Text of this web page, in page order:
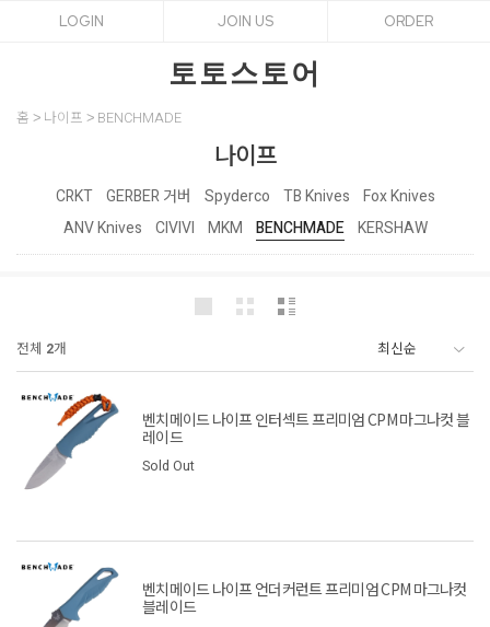
LOGIN JOIN US ORDER
토토스토어
홈 나이프 BENCHMADE
나이프
CRKT GERBER 거버 Spyderco TB Knives
Fox Knives
ANV Knives
CIVIVI MKM BENCHMADE KERSHAW
전체 2개
벤치메이드 나이프 인터섹트 프리미엄 CPM 마그나컷 블
레이드
Sold Out
벤치메이드 나이프 언더커런트 프리미엄 CPM 마그나컷
블레이드